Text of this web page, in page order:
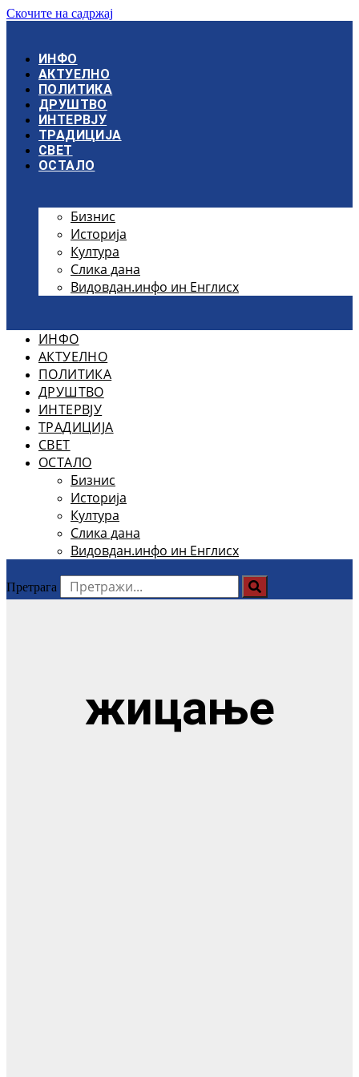
Скочите на садржај
ИНФО
АКТУЕЛНО
ПОЛИТИКА
ДРУШТВО
ИНТЕРВЈУ
ТРАДИЦИЈА
СВЕТ
ОСТАЛО
Бизнис
Историја
Култура
Слика дана
Видовдан.инфо ин Енглисх
ИНФО
АКТУЕЛНО
ПОЛИТИКА
ДРУШТВО
ИНТЕРВЈУ
ТРАДИЦИЈА
СВЕТ
ОСТАЛО
Бизнис
Историја
Култура
Слика дана
Видовдан.инфо ин Енглисх
Претрага
жицање